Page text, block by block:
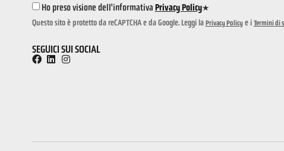
Ho preso visione dell'informativa Privacy Policy*
Questo sito è protetto da reCAPTCHA e da Google. Leggi la Privacy Policy e i Termini di
SEGUICI SUI SOCIAL